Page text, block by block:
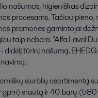
našumas, higieniškas
procesams. Tačiau
pramonės gamintojai
taip nebėra. "Alfa Laval
didelį tūrinį našumą,
siurblių asortimentą
srautą ir 40 barų (580